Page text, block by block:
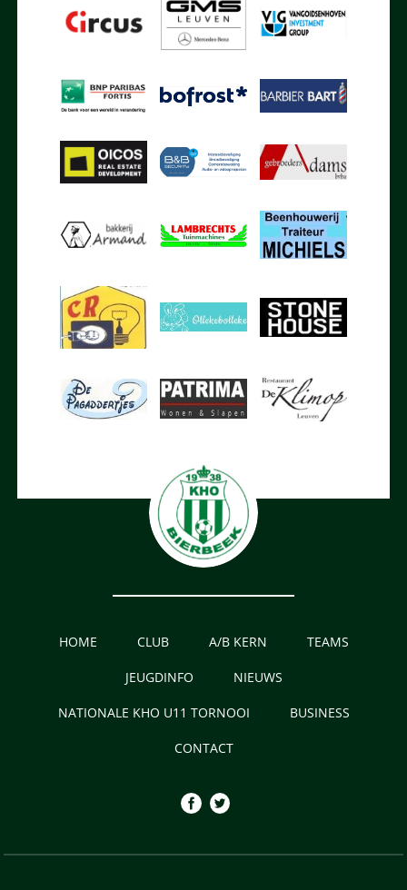
HOME CLUB A/B KERN TEAMS
JEUGDINFO NIEUWS
NATIONALE KHO U11 TORNOOI BUSINESS
CONTACT